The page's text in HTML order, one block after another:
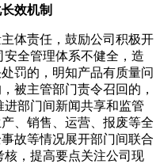
效机制
体责任，鼓励公司积极开
全管理体系不健全，造
罚的，明知产品有质量问
被主管部门责令召回的，
部门间新闻共享和监管
、销售、运营、报废等全
故等情况展开部门间联合
，提高要点关注公司现